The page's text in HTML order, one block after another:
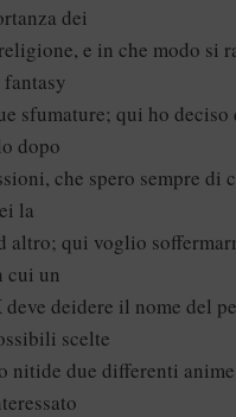
dei
e in che modo si
sfumature; qui ho deciso
dopo
che spero sempre di
la
altro; qui voglio
cui un
deidere il nome del
scelte
nitide due differenti